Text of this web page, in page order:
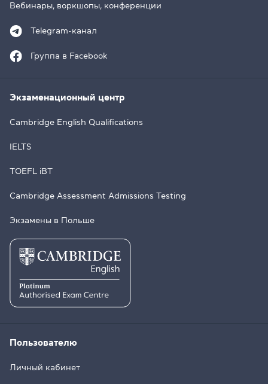
Вебинары, воркшопы, конференции
Telegram-канал
Группа в Facebook
Экзаменационный центр
Cambridge English Qualifications
IELTS
TOEFL iBT
Cambridge Assessment Admissions Testing
Экзамены в Польше
Пользователю
Личный кабинет